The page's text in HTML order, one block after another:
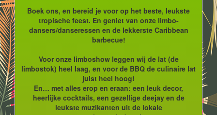
Boek ons, en bereid je voor op het beste, leukste
tropische feest. En geniet van onze limbo-
dansers/danseressen en de lekkerste Caribbean
barbecue!
Voor onze limboshow leggen wij de lat (de
limbostok) heel laag, en voor de BBQ de culinaire lat
juist heel hoog!
En… met alles erop en eraan: een leuk decor,
heerlijke cocktails, een gezellige deejay en de
leukste muzikanten uit de lokale